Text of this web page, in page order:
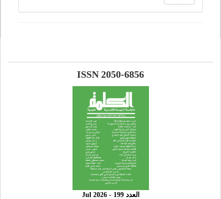
ISSN 2050-6856
العدد 199 - 2026 Jul